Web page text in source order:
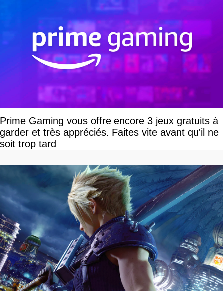
Prime Gaming vous offre encore 3 jeux gratuits à
garder et très appréciés. Faites vite avant qu'il ne
soit trop tard